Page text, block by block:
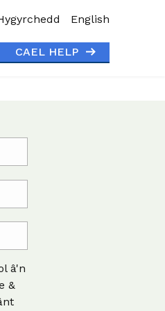
English
Well
byw gyda
ar y
ymhell i
hŷn mewn
CAEL HELP
â'n
&